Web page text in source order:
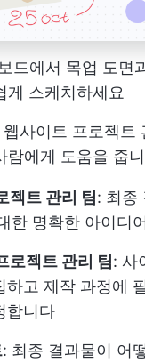
드에서 목업 도면
게 스케치하세요
사이트 프로젝트
람에게 도움을 줍
젝트 관리 팀: 최종
한 명확한 아이디
로젝트 관리 팀: 사
하고 제작 과정에
합니다
: 최종 결과물이 어